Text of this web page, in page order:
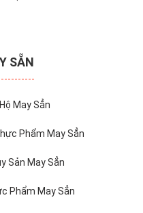
SẴN
May Sẳn
Phẩm May Sẳn
Sản May Sẳn
Phẩm May Sẳn